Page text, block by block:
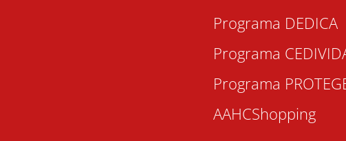
Programa DEDICA
Programa
Programa
AAHCShopping